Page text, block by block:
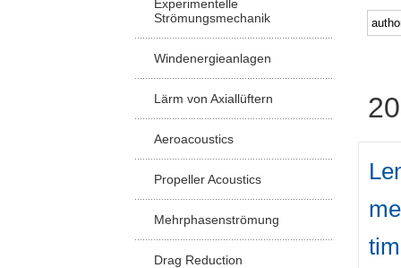
Experimentelle
Strömungsmechanik
Windenergieanlagen
Lärm von Axiallüftern
Aeroacoustics
Propeller Acoustics
Mehrphasenströmung
Drag Reduction